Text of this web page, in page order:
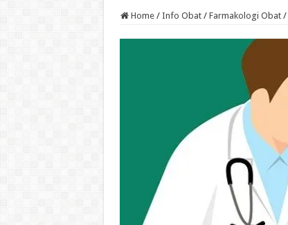
Home / Info Obat / Farmakologi Obat /